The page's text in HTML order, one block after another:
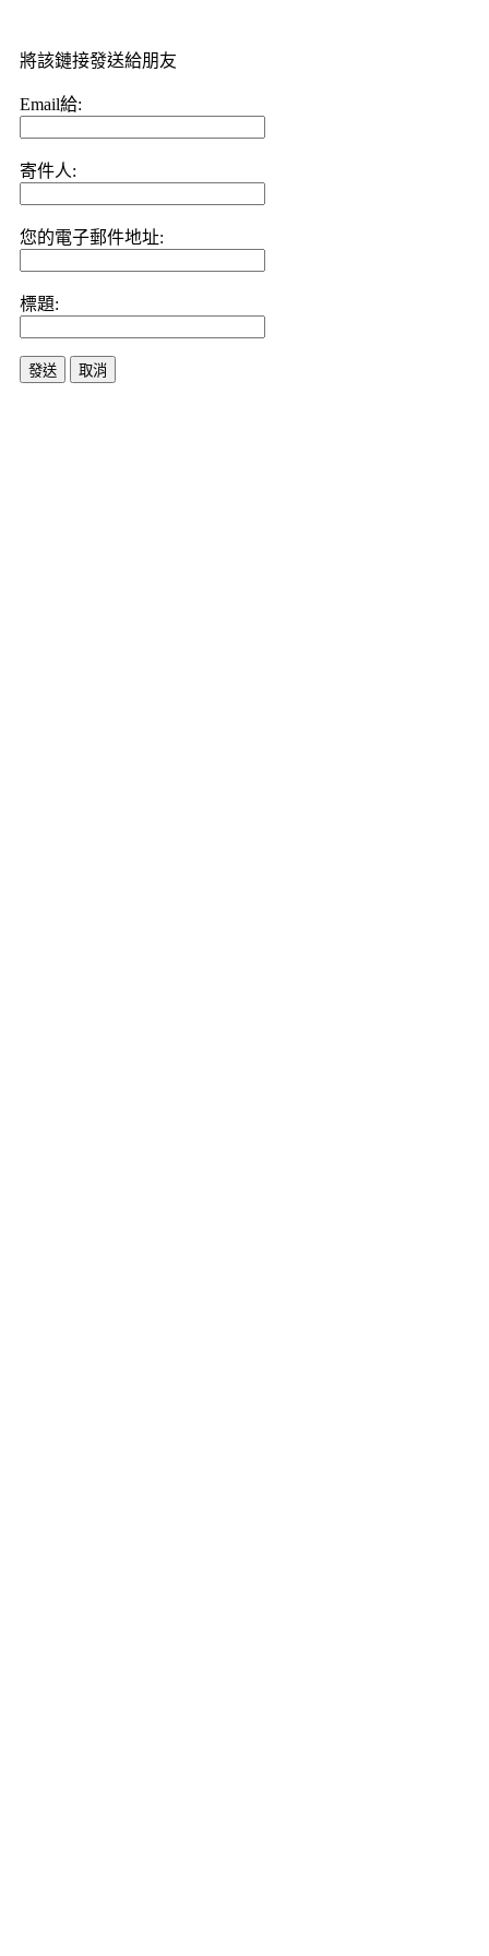
將該鏈接發送給朋友
Email給:
寄件人:
您的電子郵件地址:
標題:
發送 取消